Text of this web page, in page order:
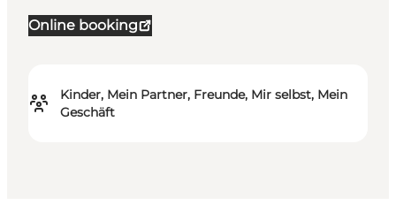
Online booking
Kinder, Mein Partner, Freunde, Mir selbst, Mein
Geschäft